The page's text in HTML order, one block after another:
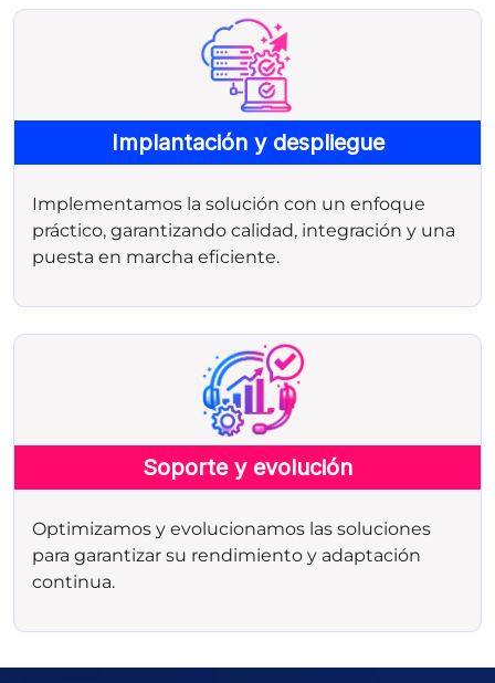
Implantación y despliegue
Implementamos la solución con un enfoque
práctico, garantizando calidad, integración y una
puesta en marcha eficiente.
Soporte y evolución
Optimizamos y evolucionamos las soluciones
para garantizar su rendimiento y adaptación
continua.